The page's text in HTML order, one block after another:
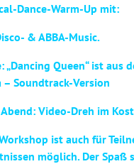
Dance-Warm-Up mit:
& ABBA-Music.
„Dancing Queen“ ist aus
– Soundtrack-Version
Video-Dreh im
ist auch für
möglich. Der Spaß